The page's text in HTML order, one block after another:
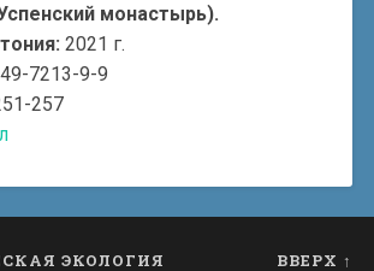
монастырь).
2021 г.
7213-9-9
257
ЭКОЛОГИЯ ВВЕРХ ↑